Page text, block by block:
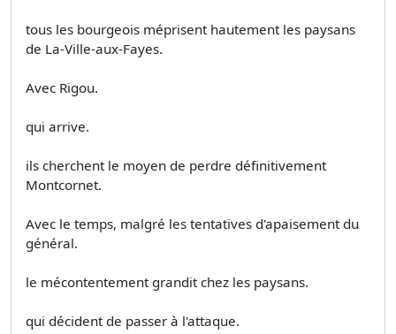
tous les bourgeois méprisent hautement les paysans
de La-Ville-aux-Fayes.
Avec Rigou.
qui arrive.
ils cherchent le moyen de perdre définitivement
Montcornet.
Avec le temps, malgré les tentatives d'apaisement du
général.
le mécontentement grandit chez les paysans.
qui décident de passer à l'attaque.